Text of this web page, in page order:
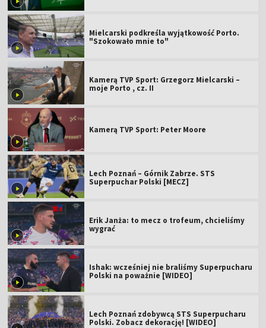
Mielcarski podkreśla wyjątkowość Porto.
"Szokowało mnie to"
Kamerą TVP Sport: Grzegorz Mielcarski –
moje Porto , cz. II
Kamerą TVP Sport: Peter Moore
Lech Poznań – Górnik Zabrze. STS
Superpuchar Polski [MECZ]
Erik Janża: to mecz o trofeum, chcieliśmy
wygrać
Ishak: wcześniej nie braliśmy Superpucharu
Polski na poważnie [WIDEO]
Lech Poznań zdobywcą STS Superpucharu
Polski. Zobacz dekorację! [WIDEO]